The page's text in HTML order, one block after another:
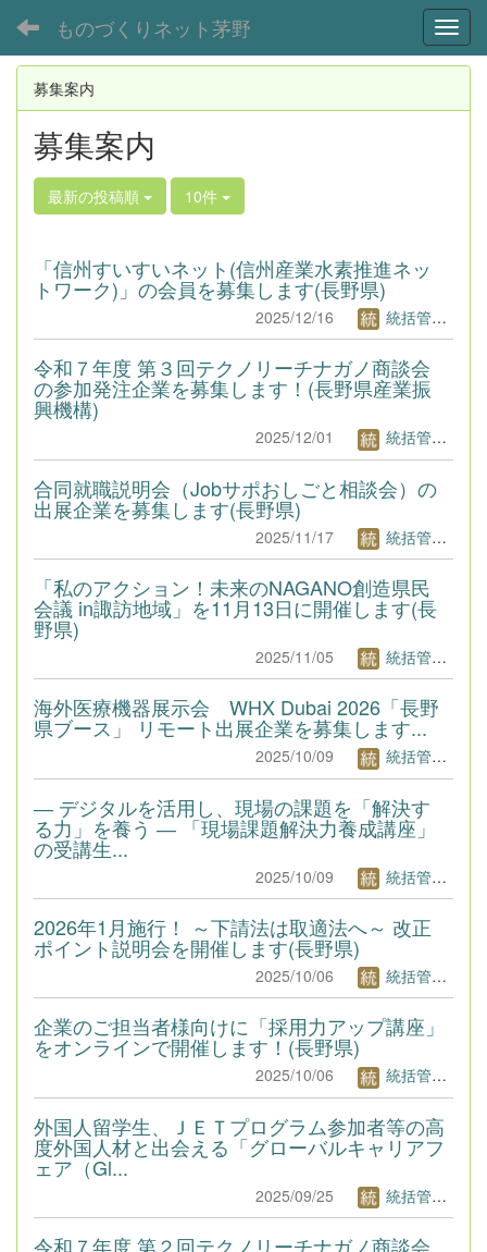
ものづくりネット茅野
募集案内
募集案内
最新の投稿順 10件
「信州すいすいネット(信州産業水素推進ネッ
トワーク)」の会員を募集します(長野県)
2025/12/16 統括管理者1
令和７年度 第３回テクノリーチナガノ商談会
の参加発注企業を募集します！(長野県産業振
興機構)
2025/12/01 統括管理者1
合同就職説明会（Jobサポおしごと相談会）の
出展企業を募集します(長野県)
2025/11/17 統括管理者1
「私のアクション！未来のNAGANO創造県民
会議 in諏訪地域」を11月13日に開催します(長
野県)
2025/11/05 統括管理者1
海外医療機器展示会 WHX Dubai 2026「長野
県ブース」 リモート出展企業を募集します...
2025/10/09 統括管理者1
― デジタルを活用し、現場の課題を「解決す
る力」を養う ― 「現場課題解決力養成講座」
の受講生...
2025/10/09 統括管理者1
2026年1月施行！ ～下請法は取適法へ～ 改正
ポイント説明会を開催します(長野県)
2025/10/06 統括管理者1
企業のご担当者様向けに「採用力アップ講座」
をオンラインで開催します！(長野県)
2025/10/06 統括管理者1
外国人留学生、ＪＥＴプログラム参加者等の高
度外国人材と出会える「グローバルキャリアフ
ェア（Gl...
2025/09/25 統括管理者1
令和７年度 第２回テクノリーチナガノ商談会